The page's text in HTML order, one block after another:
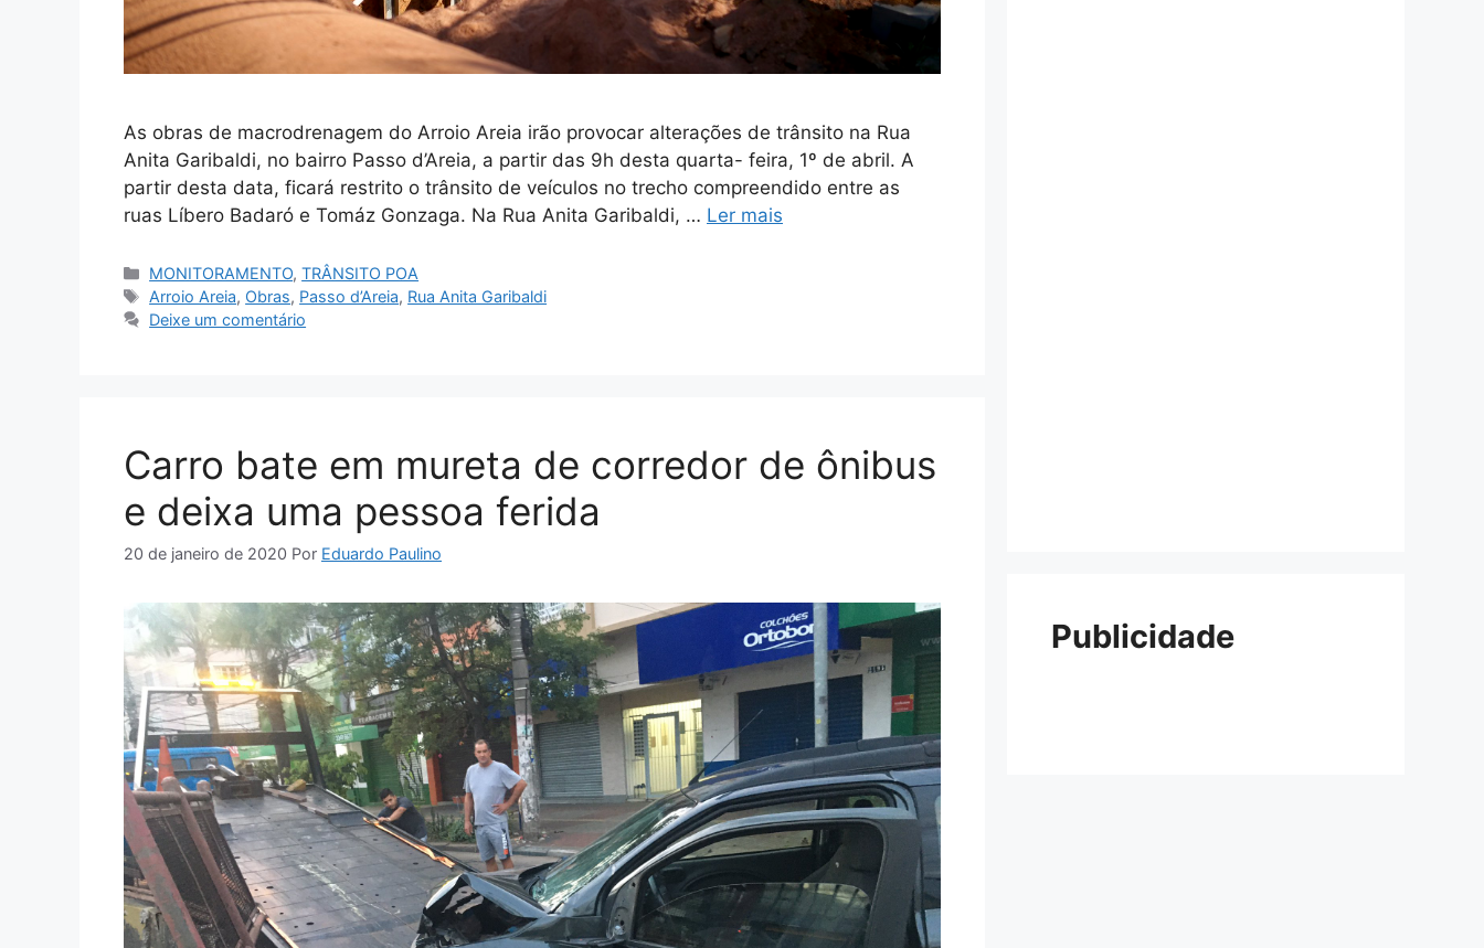
As obras de macrodrenagem do Arroio Areia irão provocar alterações de trânsito na Rua
Anita Garibaldi, no bairro Passo d’Areia, a partir das 9h desta quarta- feira, 1º de abril. A
partir desta data, ficará restrito o trânsito de veículos no trecho compreendido entre as
ruas Líbero Badaró e Tomáz Gonzaga. Na Rua Anita Garibaldi, … Ler mais
Categorias
MONITORAMENTO,TRÂNSITO POA
Tags
Arroio Areia, Obras, Passo d’Areia, Rua Anita Garibaldi
Deixe um comentário
Carro bate em mureta de corredor de ônibus
e deixa uma pessoa ferida
20 de janeiro de 2020 Por Eduardo Paulino
Publicidade